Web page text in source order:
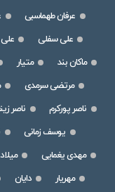
عرفان طهماسبی
علی سفلی
ماکان بند
متیار
مرتضی سرمدی
ناصر پورکرم
ناصر
یوسف زمانی
مهدی یغمایی
مهریار
دایان